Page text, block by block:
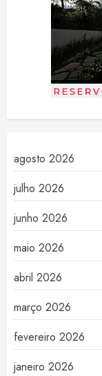
agosto 2026
julho 2026
junho 2026
maio 2026
abril 2026
março 2026
fevereiro 2026
janeiro 2026